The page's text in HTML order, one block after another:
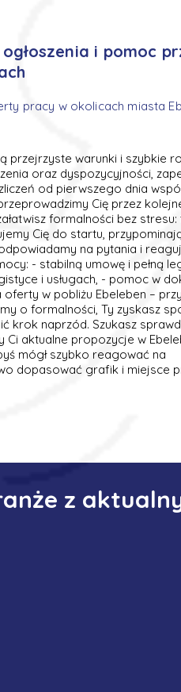
i pomoc
pracy w okolicach miasta
przejrzyste warunki i szybkie
oraz dyspozycyjności,
od pierwszego dnia
Cię przez
formalności bez stresu:
Cię do startu,
na pytania i
- stabilną umowę i pełną
i usługach, - pomoc w
w pobliżu Ebeleben –
o formalności, Ty zyskasz
krok naprzód. Szukasz
Ci aktualne propozycje w
mógł szybko reagować na
dopasować grafik i miejsce
z